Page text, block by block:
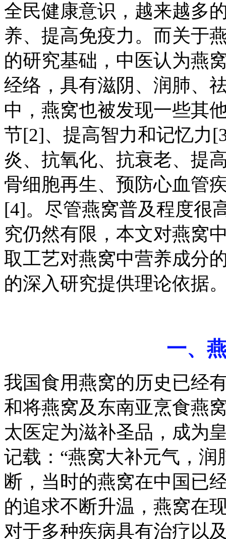
全民健康意识，越来越多
养、提高免疫力。而关于
的研究基础，中医认为燕
经络，具有滋阴、润肺、
中，燕窝也被发现一些其
节[2]、提高智力和记忆力
炎、抗氧化、抗衰老、提
骨细胞再生、预防心血管
[4]。尽管燕窝普及程度很
究仍然有限，本文对燕窝
取工艺对燕窝中营养成分
的深入研究提供理论依据
一、
我国食用燕窝的历史已经
和将燕窝及东南亚烹食燕
太医定为滋补圣品，成为
记载：“燕窝大补元气，
断，当时的燕窝在中国已
的追求不断升温，燕窝在
对于多种疾病具有治疗以